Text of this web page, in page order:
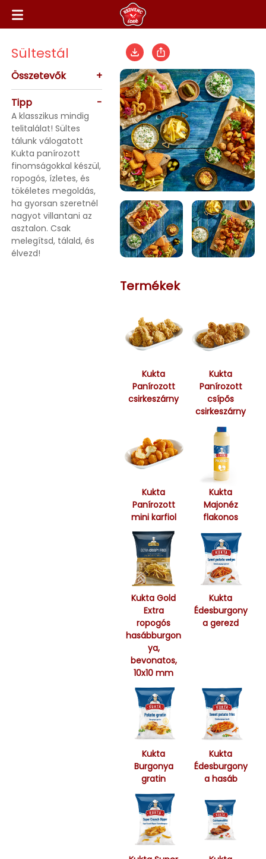
Sültestál
Összetevők
+
Tipp
-
A klasszikus mindig
telitalálat! Sültes
tálunk válogatott
Kukta panírozott
finomságokkal készül,
ropogós, ízletes, és
tökéletes megoldás,
ha gyorsan szeretnél
nagyot villantani az
asztalon. Csak
melegítsd, tálald, és
élvezd!
Termékek
Kukta
Panírozott
csirkeszárny
Kukta
Panírozott
csípős
csirkeszárny
Kukta
Panírozott
mini karfiol
Kukta
Majonéz
flakonos
Kukta Gold
Extra
ropogós
hasábburgon
ya,
bevonatos,
10x10 mm
Kukta
Édesburgony
a gerezd
Kukta
Burgonya
gratin
Kukta
Édesburgony
a hasáb